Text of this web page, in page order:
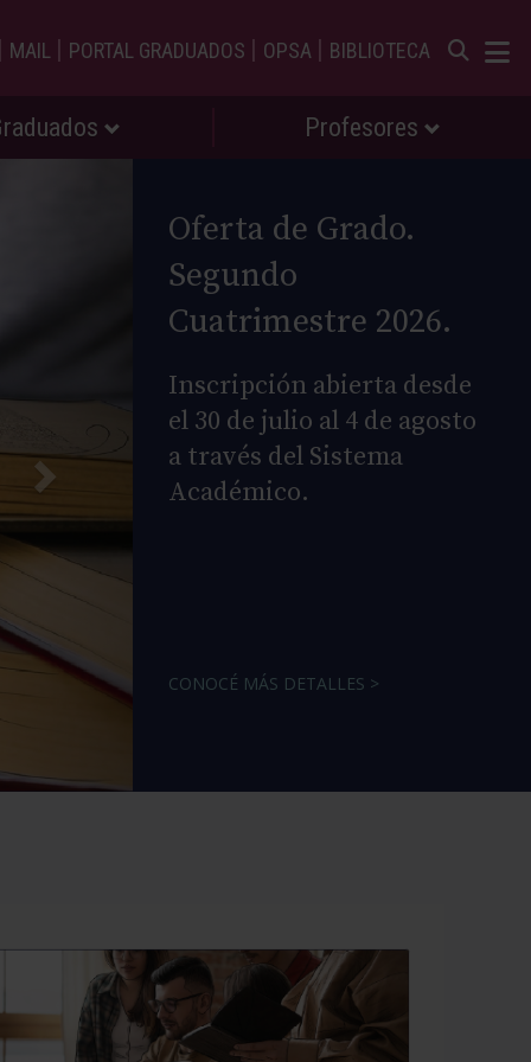
| MAIL | PORTAL GRADUADOS | OPSA | BIBLIOTECA
Profesores
Oferta de Grado.
Segundo
Cuatrimestre 2026.
Inscripción abierta desde
el 30 de julio al 4 de agosto
a través del Sistema
Académico.
CONOCÉ MÁS DETALLES >